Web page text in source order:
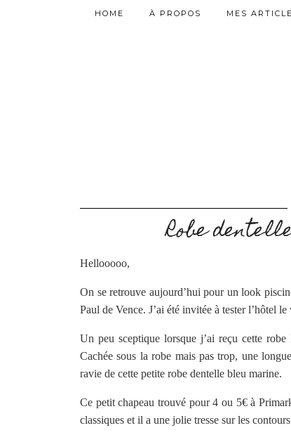
HOME À PROPOS MES
Robe
Hellooooo,
On se retrouve aujourd’hui pour un look
Paul de Vence. J’ai été invitée à tester l’hôtel
Un peu sceptique lorsque j’ai reçu cette
Cachée sous la robe mais pas trop, une
ravie de cette petite robe dentelle bleu marine.
Ce petit chapeau trouvé pour 4 ou 5€ à
classiques et il a une jolie tresse sur les